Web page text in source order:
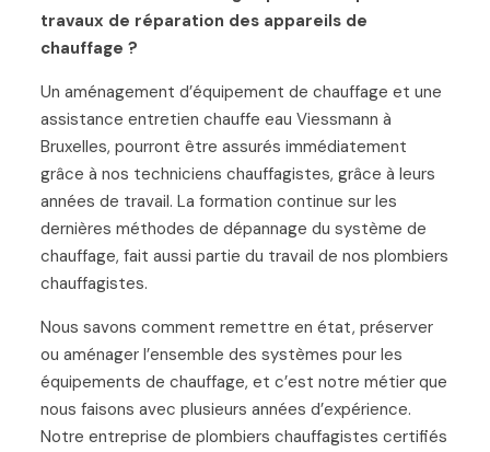
travaux de réparation des appareils de
chauffage ?
Un aménagement d’équipement de chauffage et une
assistance entretien chauffe eau Viessmann à
Bruxelles, pourront être assurés immédiatement
grâce à nos techniciens chauffagistes, grâce à leurs
années de travail. La formation continue sur les
dernières méthodes de dépannage du système de
chauffage, fait aussi partie du travail de nos plombiers
chauffagistes.
Nous savons comment remettre en état, préserver
ou aménager l’ensemble des systèmes pour les
équipements de chauffage, et c’est notre métier que
nous faisons avec plusieurs années d’expérience.
Notre entreprise de plombiers chauffagistes certifiés